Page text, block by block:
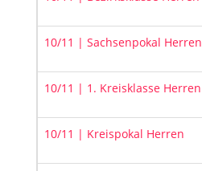
10/11 | Sachsenpokal Herren
10/11 | 1. Kreisklasse Herren
10/11 | Kreispokal Herren